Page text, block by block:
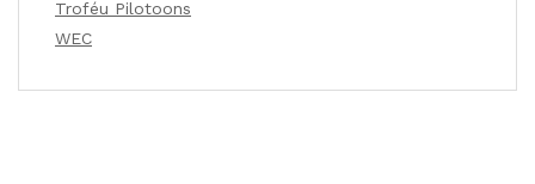
Troféu Pilotoons
WEC